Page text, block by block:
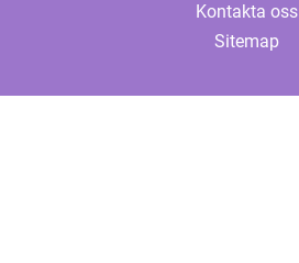
Kontakta oss
Sitemap